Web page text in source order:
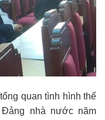
quan tình hình thế
nhà nước năm